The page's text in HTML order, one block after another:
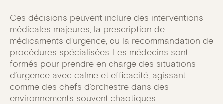
Ces décisions peuvent inclure des interventions
médicales majeures, la prescription de
médicaments d’urgence, ou la recommandation de
procédures spécialisées. Les médecins sont
formés pour prendre en charge des situations
d’urgence avec calme et efficacité, agissant
comme des chefs d’orchestre dans des
environnements souvent chaotiques.